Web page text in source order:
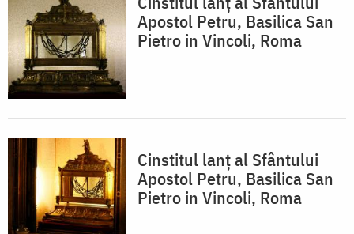
Apostol Petru, Basilica San
Pietro in Vincoli, Roma
Cinstitul lanț al Sfântului
Apostol Petru, Basilica San
Pietro in Vincoli, Roma